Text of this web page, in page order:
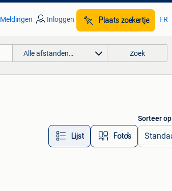
Meldingen Inloggen Plaats zoekertje FR
Alle afstanden… Zoek
Lijst Foto’s
Sorteer op